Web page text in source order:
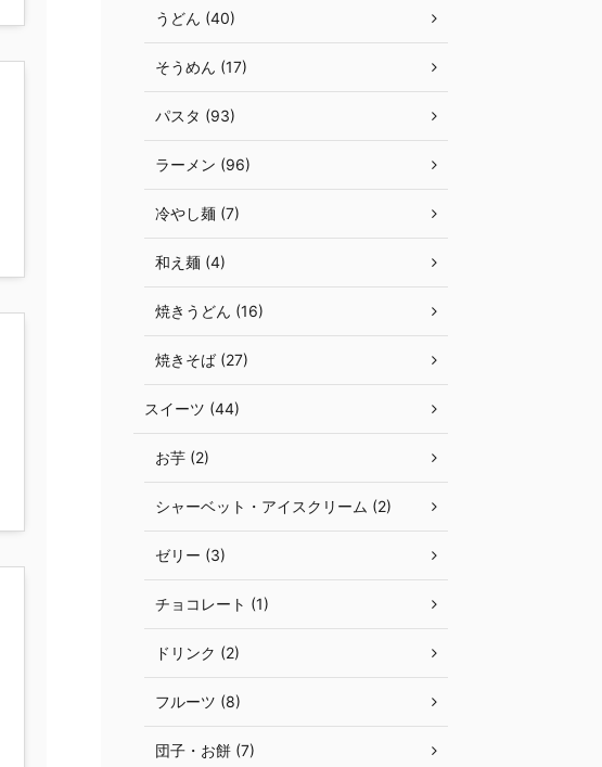
うどん (40)
そうめん (17)
パスタ (93)
ラーメン (96)
冷やし麺 (7)
和え麺 (4)
焼きうどん (16)
焼きそば (27)
スイーツ (44)
お芋 (2)
シャーベット・アイスクリーム (2)
ゼリー (3)
チョコレート (1)
ドリンク (2)
フルーツ (8)
団子・お餅 (7)